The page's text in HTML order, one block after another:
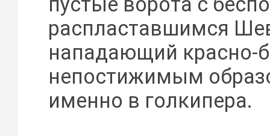
распластавшимся
нападающий красно-
непостижимым
именно в голкипера.